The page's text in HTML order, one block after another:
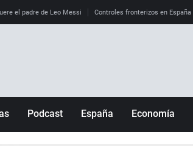
el padre de Leo Messi Controles fronterizos en España
Podcast España Economía